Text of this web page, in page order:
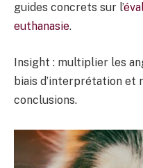
guides concrets sur l’
euthanasie.
Insight : multiplier les
biais d’interprétation et
conclusions.